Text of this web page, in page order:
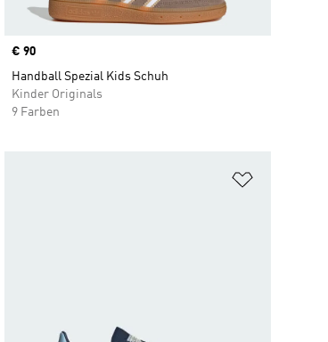
Price
€ 90
Handball Spezial Kids Schuh
Kinder Originals
9 Farben